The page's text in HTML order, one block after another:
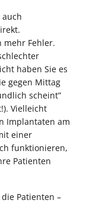
Fehler.
haben Sie es
gegen Mittag
scheint”
Vielleicht
Implantaten am
einer
funktionieren,
Patienten
Patienten –